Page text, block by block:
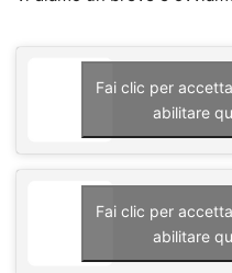
Fai clic per
abilitare
Fai clic per
abilitare